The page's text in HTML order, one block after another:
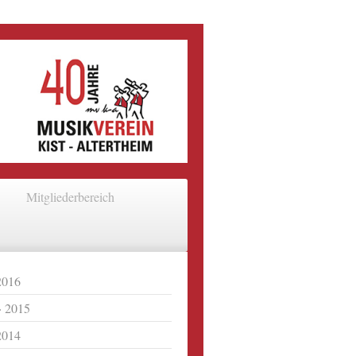
Mitgliederbereich
2015